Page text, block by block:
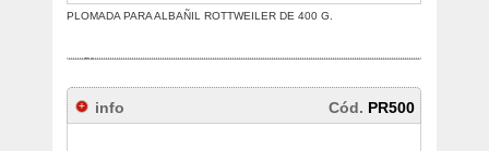
PLOMADA PARA ALBAÑIL ROTTWEILER DE 400 G.
info Cód. PR500